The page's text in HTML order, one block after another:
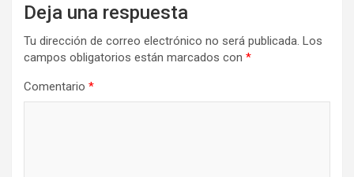
Deja una respuesta
Tu dirección de correo electrónico no será publicada. Los
campos obligatorios están marcados con *
Comentario *